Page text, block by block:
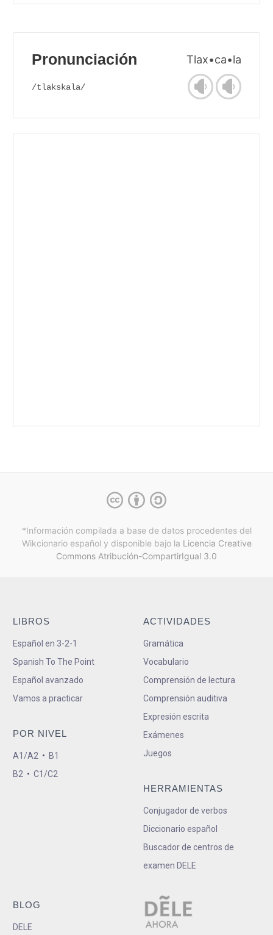
Pronunciación Tlax•ca•la
/tlakskala/
*Información compilada a base de datos procedentes del
Wikcionario español y disponible bajo la Licencia Creative
Commons Atribución-CompartirIgual 3.0
LIBROS
Español en 3-2-1
Spanish To The Point
Español avanzado
Vamos a practicar
POR NIVEL
A1/A2 • B1
B2 • C1/C2
ACTIVIDADES
Gramática
Vocabulario
Comprensión de lectura
Comprensión auditiva
Expresión escrita
Exámenes
Juegos
HERRAMIENTAS
Conjugador de verbos
Diccionario español
Buscador de centros de
examen DELE
BLOG
DELE